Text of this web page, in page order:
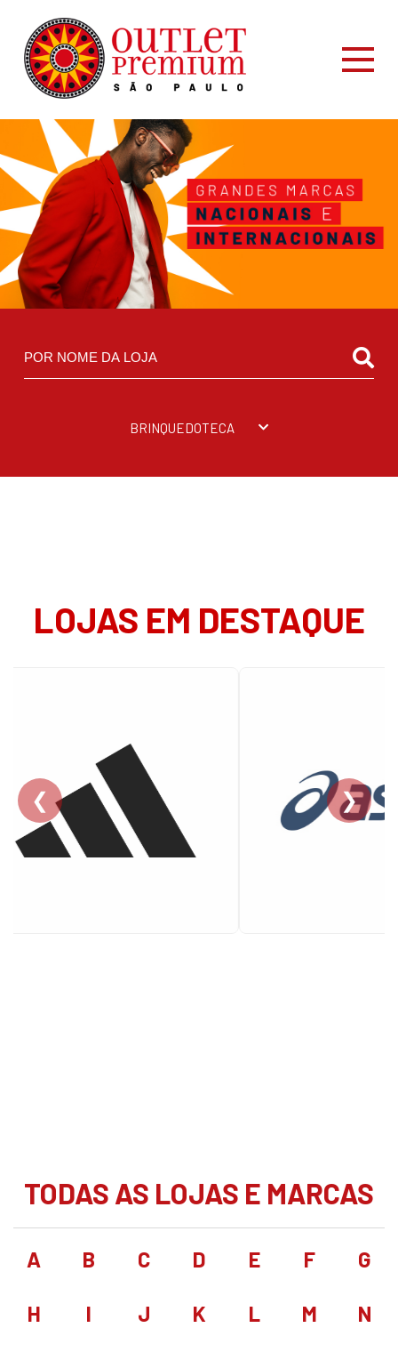
BRINQUEDOTECA
LOJAS EM DESTAQUE
❮ ❯
TODAS AS LOJAS E MARCAS
A B C D E F G
H I J K L M N